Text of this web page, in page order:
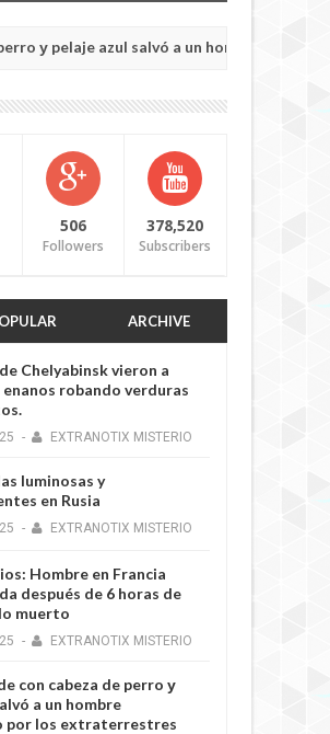
salvó a un hombre secuestrado por los
506
Followers
378,520
Subscribers
ARCHIVE
Chelyabinsk vieron a
robando verduras
- EXTRANOTIX MISTERIO
luminosas y
en Rusia
- EXTRANOTIX MISTERIO
Hombre en Francia
después de 6 horas de
muerto
- EXTRANOTIX MISTERIO
con cabeza de perro у
a un hombre
por los extraterrestres